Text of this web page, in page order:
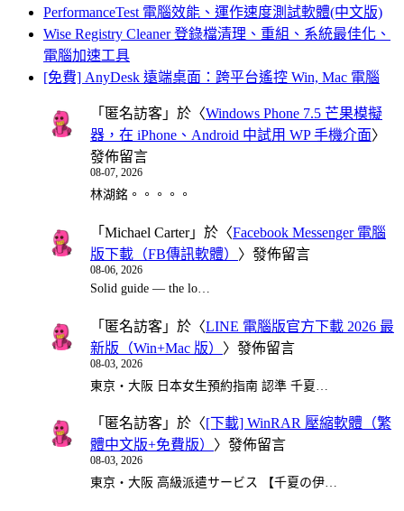
PerformanceTest 電腦效能、運作速度測試軟體(中文版)
Wise Registry Cleaner 登錄檔清理、重組、系統最佳化、
電腦加速工具
[免費] AnyDesk 遠端桌面：跨平台遙控 Win, Mac 電腦
「 匿名訪客 」於〈Windows Phone 7.5 芒果模擬
器，在 iPhone、Android 中試用 WP 手機介面〉
發佈留言
08-07, 2026
林湖銘。。。。。
「 Michael Carter」於〈Facebook Messenger 電腦
版下載（FB傳訊軟體） 〉發佈留言
08-06, 2026
Solid guide — the lo…
「 匿名訪客 」於〈LINE 電腦版官方下載 2026 最
新版（Win+Mac 版） 〉發佈留言
08-03, 2026
東京・大阪 日本女生預約指南 認準 千夏…
「 匿名訪客 」於〈[下載] WinRAR 壓縮軟體（繁
體中文版+免費版） 〉發佈留言
08-03, 2026
東京・大阪 高級派遣サービス 【千夏の伊…